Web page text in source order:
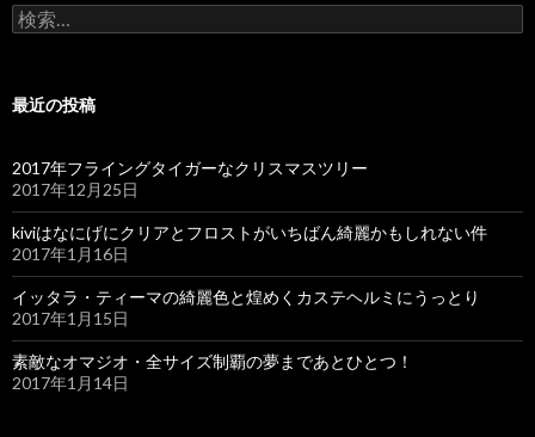
検
索:
最近の投稿
2017年フライングタイガーなクリスマスツリー
2017年12月25日
kiviはなにげにクリアとフロストがいちばん綺麗かもしれない件
2017年1月16日
イッタラ・ティーマの綺麗色と煌めくカステヘルミにうっとり
2017年1月15日
素敵なオマジオ・全サイズ制覇の夢まであとひとつ！
2017年1月14日